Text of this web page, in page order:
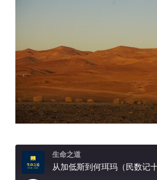
生命之道
从加低斯到何珥玛（民数记十